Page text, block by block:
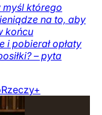
którego
na to, aby
końcu
i pobierał opłaty
– pyta